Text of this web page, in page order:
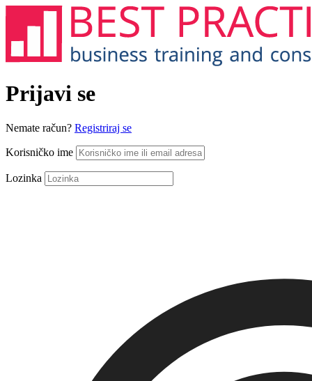
Prijavi se
Nemate račun? Registriraj se
Korisničko ime
Lozinka